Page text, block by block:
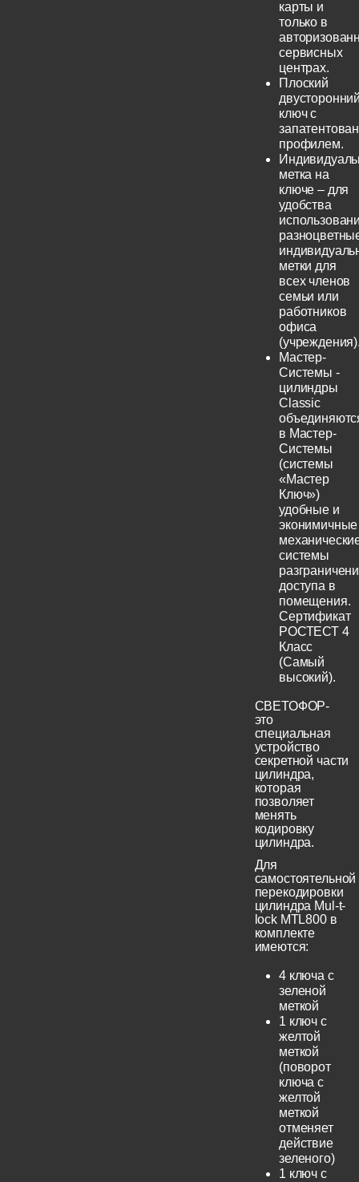
карты и
только в
сервисных
центрах.
Плоский
ключ с
профилем.
метка на
ключе – для
удобства
метки для
всех членов
семьи или
работников
офиса
Мастер-
Системы -
цилиндры
Classic
в Мастер-
Системы
(системы
«Мастер
Ключ»)
удобные и
эконимичные
системы
доступа в
помещения.
Сертификат
РОСТЕСТ 4
Класс
(Самый
высокий).
СВЕТОФОР-
это
специальная
устройство
секретной части
цилиндра,
которая
позволяет
менять
кодировку
цилиндра.
Для
самостоятельной
перекодировки
цилиндра Mul-t-
lock MTL800 в
комплекте
имеются:
4 ключа с
зеленой
меткой
1 ключ с
желтой
меткой
(поворот
ключа с
желтой
меткой
отменяет
действие
зеленого)
1 ключ с